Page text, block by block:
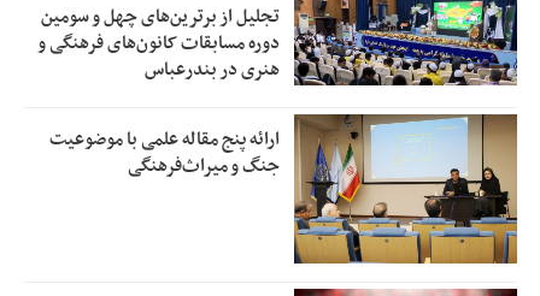
تجلیل از بر‌ترین‌های چهل و سومین
دوره مسابقات کانون‌های فرهنگی و
هنری در بندرعباس
ارائه پنج مقاله علمی با موضوعیت
جنگ و میراث‌فرهنگی